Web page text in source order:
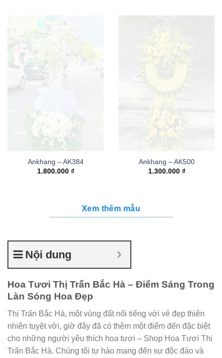
Ankhang – AK384
1.800.000 ₫
Ankhang – AK500
1.300.000 ₫
Xem thêm mẫu
Nội dung
Hoa Tươi Thị Trấn Bắc Hà – Điểm Sáng Trong
Làn Sóng Hoa Đẹp
Thị Trấn Bắc Hà, một vùng đất nổi tiếng với vẻ đẹp thiên
nhiên tuyệt vời, giờ đây đã có thêm một điểm đến đặc biệt
cho những người yêu thích hoa tươi – Shop Hoa Tươi Thị
Trấn Bắc Hà. Chúng tôi tự hào mang đến sự độc đáo và